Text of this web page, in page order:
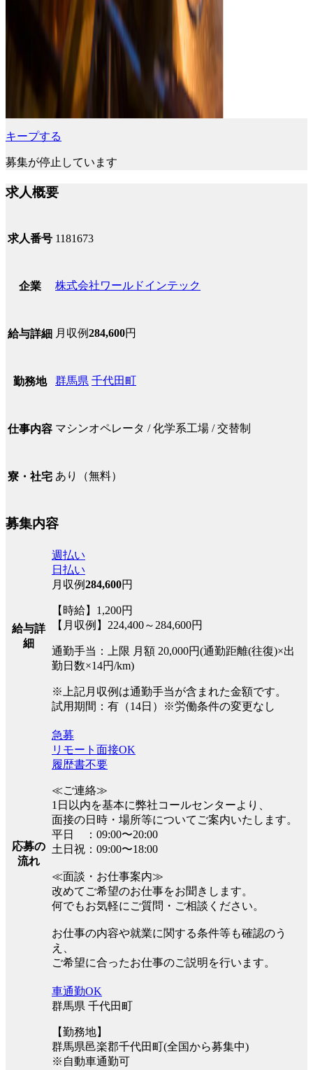
キープする
募集が停止しています
求人概要
求人番号 1181673
企業 株式会社ワールドインテック
給与詳細 月収例284,600円
勤務地 群馬県 千代田町
仕事内容 マシンオペレータ / 化学系工場 / 交替制
寮・社宅 あり（無料）
募集内容
給与詳
細
週払い
日払い
月収例284,600円
【時給】1,200円
【月収例】224,400～284,600円
通勤手当：上限 月額 20,000円(通勤距離(往復)×出
勤日数×14円/km)
※上記月収例は通勤手当が含まれた金額です。
試用期間：有（14日）※労働条件の変更なし
応募の
流れ
急募
リモート面接OK
履歴書不要
≪ご連絡≫
1日以内を基本に弊社コールセンターより、
面接の日時・場所等についてご案内いたします。
平日 ：09:00〜20:00
土日祝：09:00〜18:00
≪面談・お仕事案内≫
改めてご希望のお仕事をお聞きします。
何でもお気軽にご質問・ご相談ください。
お仕事の内容や就業に関する条件等も確認のう
え、
ご希望に合ったお仕事のご説明を行います。
車通勤OK
群馬県 千代田町
【勤務地】
群馬県邑楽郡千代田町(全国から募集中)
※自動車通勤可